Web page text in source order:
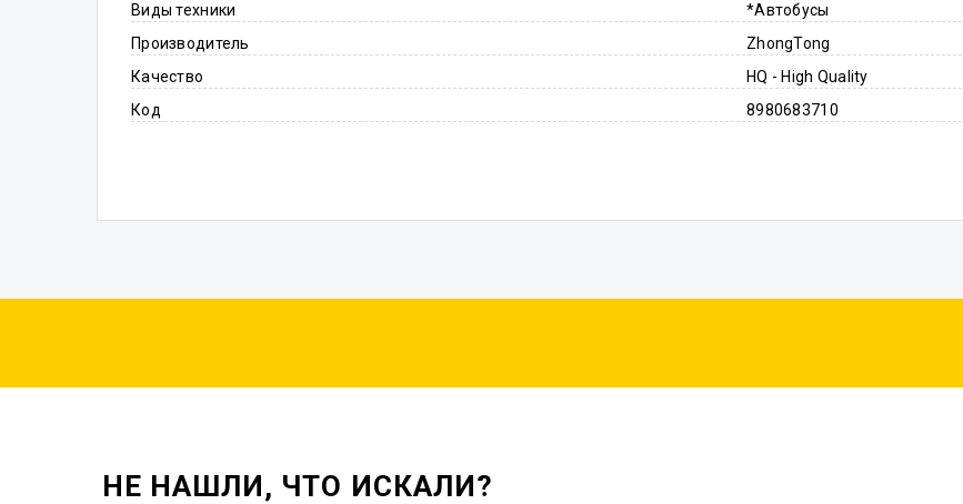
Виды техники
*Автобусы
Производитель
ZhongTong
Качество
HQ - High Quality
Код
8980683710
НЕ НАШЛИ, ЧТО ИСКАЛИ?